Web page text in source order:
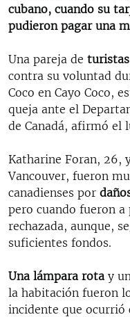
DESINFORMACIÓN
LA INVASIÓN DE RUSIA
cubano, cuando su
pudieron pagar una
Una pareja de turistas
contra su voluntad
Coco en Cayo Coco,
queja ante el
de Canadá, afirmó el
Katharine Foran, 26,
Vancouver, fueron
canadienses por
pero cuando fueron
rechazada, aunque,
suficientes fondos.
Una lámpara rota y
la habitación fueron
incidente que ocurrió